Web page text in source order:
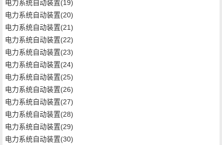
电力系统自动装置(19)
电力系统自动装置(20)
电力系统自动装置(21)
电力系统自动装置(22)
电力系统自动装置(23)
电力系统自动装置(24)
电力系统自动装置(25)
电力系统自动装置(26)
电力系统自动装置(27)
电力系统自动装置(28)
电力系统自动装置(29)
电力系统自动装置(30)